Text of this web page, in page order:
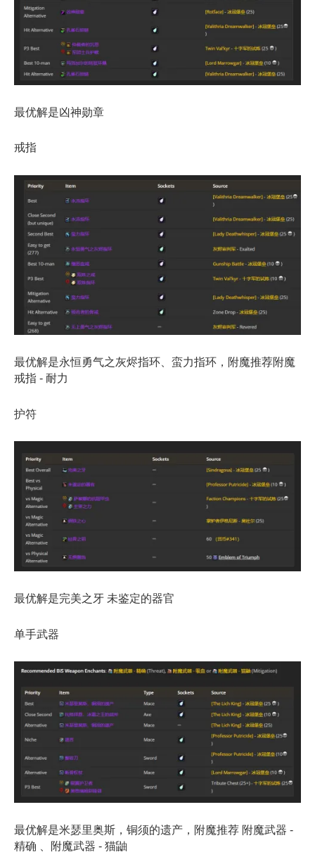
最优解是凶神勋章
戒指
最优解是永恒勇气之灰烬指环、蛮力指环，附魔推荐附魔
戒指 - 耐力
护符
最优解是完美之牙 未鉴定的器官
单手武器
最优解是米瑟里奥斯，铜须的遗产，附魔推荐 附魔武器 -
精确 、附魔武器 - 猫鼬